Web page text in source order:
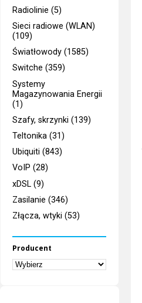
Radiolinie (5)
Sieci radiowe (WLAN)
(109)
Światłowody (1585)
Switche (359)
Systemy
Magazynowania Energii
(1)
Szafy, skrzynki (139)
Teltonika (31)
Ubiquiti (843)
VoIP (28)
xDSL (9)
Zasilanie (346)
Złącza, wtyki (53)
Producent